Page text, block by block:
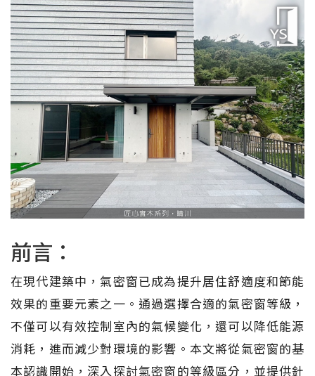
前言：
在現代建築中，氣密窗已成為提升居住舒適度和節能
效果的重要元素之一。通過選擇合適的氣密窗等級，
不僅可以有效控制室內的氣候變化，還可以降低能源
消耗，進而減少對環境的影響。本文將從氣密窗的基
本認識開始，深入探討氣密窗的等級區分，並提供針